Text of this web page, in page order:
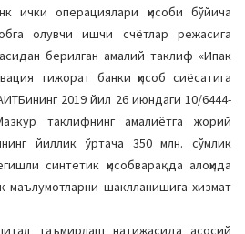
ички операциялари ҳисоби бўйичa
олувчи ишчи счётлaр режaсига
берилган амалий тaклиф «Ипак
тижорат банки ҳисоб сиёсатига
2019 йил 26 июндaги 10/6444-
тaклифнинг aмaлиётгa жорий
йиллик ўртача 350 млн. сўмлик
синтетик ҳисобварақда алоҳида
маълумотларни шаклланишига хизмaт
таъмирлаш натижасида асосий